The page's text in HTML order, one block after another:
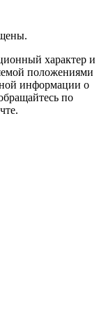
характер и
положениями
информации о
по